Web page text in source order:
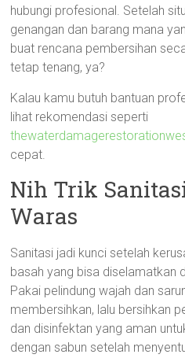
hubungi profesional. Setelah
genangan dan barang mana
buat rencana pembersihan
tetap tenang, ya?
Kalau kamu butuh bantuan
lihat rekomendasi seperti
cepat.
Nih Trik
Waras
Sanitasi jadi kunci setelah
basah yang bisa diselamatkan
Pakai pelindung wajah dan
membersihkan, lalu bersihkan
dan disinfektan yang aman
dengan sabun setelah